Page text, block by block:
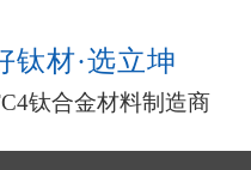
钛材·选立坤
钛合金材料制造商